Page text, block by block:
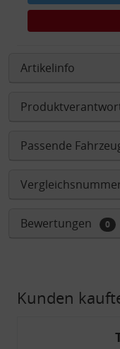
Artikelinfo
Passende
Bewertungen 0
Kunden